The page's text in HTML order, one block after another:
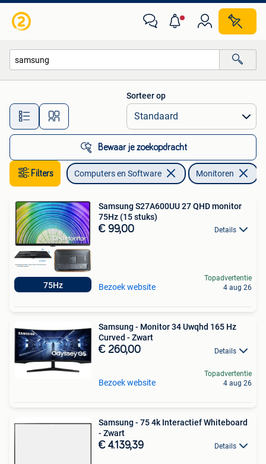
Alle afstanden…
Sorteer op
Bewaar je zoekopdracht
Filters Computers en Software Monitoren
75Hz
Samsung S27A600UU 27 QHD monitor
75Hz (15 stuks)
€ 99,00 Details
Bezoek website
Topadvertentie
4 aug 26
Samsung - Monitor 34 Uwqhd 165 Hz
Curved - Zwart
€ 260,00 Details
Bezoek website
Topadvertentie
4 aug 26
Samsung - 75 4k Interactief Whiteboard
- Zwart
€ 4.139,39 Details